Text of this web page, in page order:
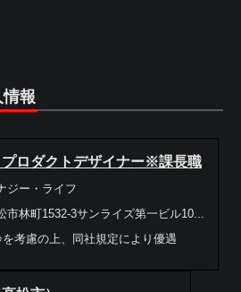
報
プロダクトデザイナー※課長職
ジー・ライフ
市林町1532-3サンライズ第一ビル10...
考慮の上、同社規定により優遇